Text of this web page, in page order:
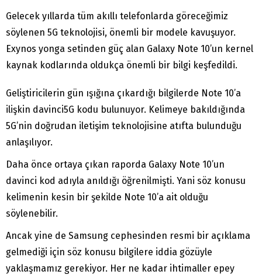
Gelecek yıllarda tüm akıllı telefonlarda göreceğimiz
söylenen 5G teknolojisi, önemli bir modele kavuşuyor.
Exynos yonga setinden güç alan Galaxy Note 10’un kernel
kaynak kodlarında oldukça önemli bir bilgi keşfedildi.
Geliştiricilerin gün ışığına çıkardığı bilgilerde Note 10’a
ilişkin davinci5G kodu bulunuyor. Kelimeye bakıldığında
5G’nin doğrudan iletişim teknolojisine atıfta bulunduğu
anlaşılıyor.
Daha önce ortaya çıkan raporda Galaxy Note 10’un
davinci kod adıyla anıldığı öğrenilmişti. Yani söz konusu
kelimenin kesin bir şekilde Note 10’a ait olduğu
söylenebilir.
Ancak yine de Samsung cephesinden resmi bir açıklama
gelmediği için söz konusu bilgilere iddia gözüyle
yaklaşmamız gerekiyor. Her ne kadar ihtimaller epey